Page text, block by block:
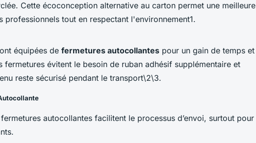
Cette écoconception alternative au carton permet une meilleure
professionnels tout en respectant l'environnement1.
équipées de fermetures autocollantes pour un gain de temps et
fermetures évitent le besoin de ruban adhésif supplémentaire et
reste sécurisé pendant le transport\2\3.
autocollantes facilitent le processus d’envoi, surtout pour